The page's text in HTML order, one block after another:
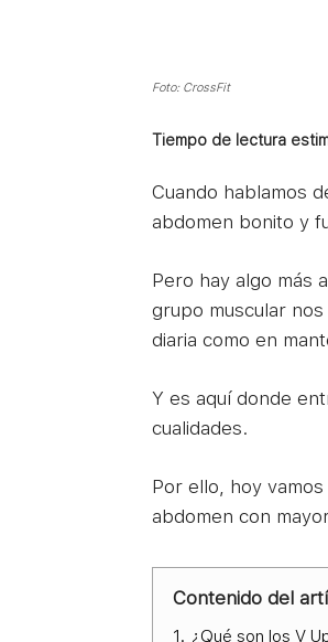
Foto: CrossFit
Tiempo de lectura
Cuando hablamos
abdomen bonito y
Pero hay algo más
grupo muscular
diaria como en
Y es aquí donde
cualidades.
Por ello, hoy
abdomen con
Contenido del
1. ¿Qué son los V